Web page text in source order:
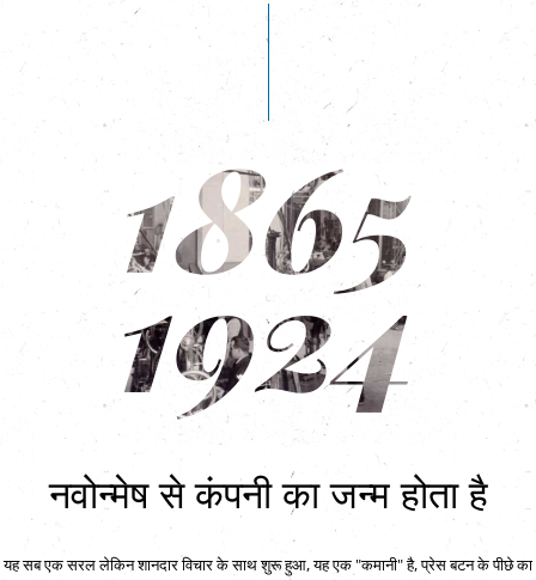
1865
1924
नवोन्मेष से कंपनी का जन्म होता है
यह सब एक सरल लेकिन शानदार विचार के साथ शुरू हुआ, यह एक "कमानी" है, प्रेस बटन के पीछे का